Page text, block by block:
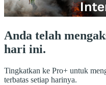
Anda telah
hari ini.
Tingkatkan ke Pro+ untuk
terbatas setiap harinya.